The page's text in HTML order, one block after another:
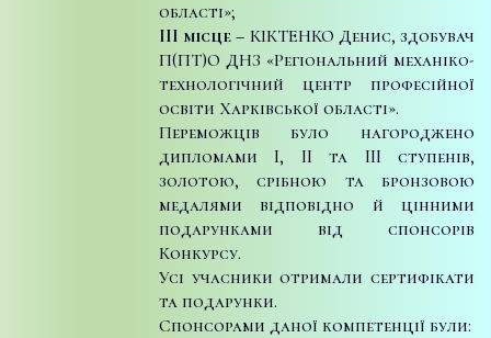
області»;
III місце – КІКТЕНКО Денис, здобувач
П(ПТ)О ДНЗ «Регіональний механіко-
технологічний центр професійної
освіти Харківської області».
Переможців було нагороджено
дипломами I, II та III ступенів,
золотою, срібною та бронзовою
медалями відповідно й цінними
подарунками від спонсорів
Конкурсу.
Усі учасники отримали сертифікати
та подарунки.
Спонсорами даної компетенції були: